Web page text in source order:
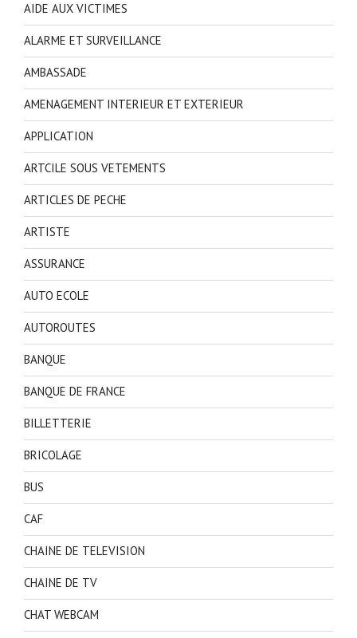
AIDE AUX VICTIMES
ALARME ET SURVEILLANCE
AMBASSADE
AMENAGEMENT INTERIEUR ET EXTERIEUR
APPLICATION
ARTCILE SOUS VETEMENTS
ARTICLES DE PECHE
ARTISTE
ASSURANCE
AUTO ECOLE
AUTOROUTES
BANQUE
BANQUE DE FRANCE
BILLETTERIE
BRICOLAGE
BUS
CAF
CHAINE DE TELEVISION
CHAINE DE TV
CHAT WEBCAM